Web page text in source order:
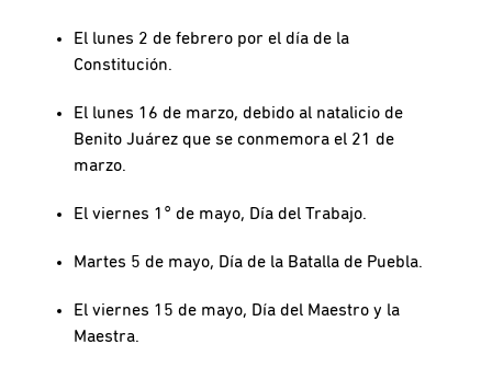
El lunes 2 de febrero por el día de la
Constitución.
El lunes 16 de marzo, debido al natalicio de
Benito Juárez que se conmemora el 21 de
marzo.
El viernes 1° de mayo, Día del Trabajo.
Martes 5 de mayo, Día de la Batalla de Puebla.
El viernes 15 de mayo, Día del Maestro y la
Maestra.